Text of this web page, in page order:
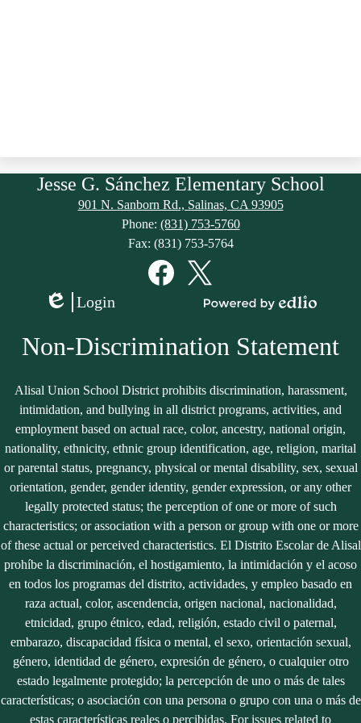
Jesse G. Sánchez Elementary School
901 N. Sanborn Rd., Salinas, CA 93905
Phone: (831) 753-5760
Fax: (831) 753-5764
FacebookTwitter
Edlio
Login
Edlio
Non-Discrimination Statement
Alisal Union School District prohibits discrimination, harassment,
intimidation, and bullying in all district programs, activities, and
employment based on actual race, color, ancestry, national origin,
nationality, ethnicity, ethnic group identification, age, religion, marital
or parental status, pregnancy, physical or mental disability, sex, sexual
orientation, gender, gender identity, gender expression, or any other
legally protected status; the perception of one or more of such
characteristics; or association with a person or group with one or more
of these actual or perceived characteristics. El Distrito Escolar de Alisal
prohíbe la discriminación, el hostigamiento, la intimidación y el acoso
en todos los programas del distrito, actividades, y empleo basado en
raza actual, color, ascendencia, origen nacional, nacionalidad,
etnicidad, grupo étnico, edad, religión, estado civil o paternal,
embarazo, discapacidad física o mental, el sexo, orientación sexual,
género, identidad de género, expresión de género, o cualquier otro
estado legalmente protegido; la percepción de uno o más de tales
características; o asociación con una persona o grupo con una o más de
estas características reales o percibidas. For issues related to